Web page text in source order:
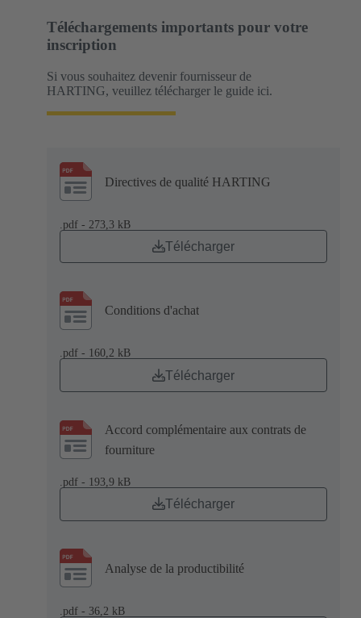
Téléchargements importants pour votre
inscription
Si vous souhaitez devenir fournisseur de
HARTING, veuillez télécharger le guide ici.
Directives de qualité HARTING
.pdf - 273,3 kB
Télécharger
Conditions d'achat
.pdf - 160,2 kB
Télécharger
Accord complémentaire aux contrats de
fourniture
.pdf - 193,9 kB
Télécharger
Analyse de la productibilité
.pdf - 36,2 kB